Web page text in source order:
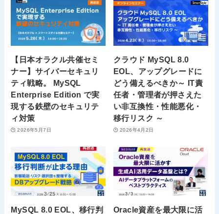
【日本オラクル共催セミ
ナー】サイバーセキュリ
ティ戦略。 MySQL
Enterprise Edition で実
現する鉄壁のセキュリテ
ィ対策
2026年5月7日
クラウド MySQL 8.0
EOL、アップグレードに
どう備えるべきか～ IT責
任者・管理者が押さえた
い非互換性・性能悪化・
移行リスク ～
2026年4月2日
MySQL 8.0 EOL、移行判
Oracle資産を最大限に活